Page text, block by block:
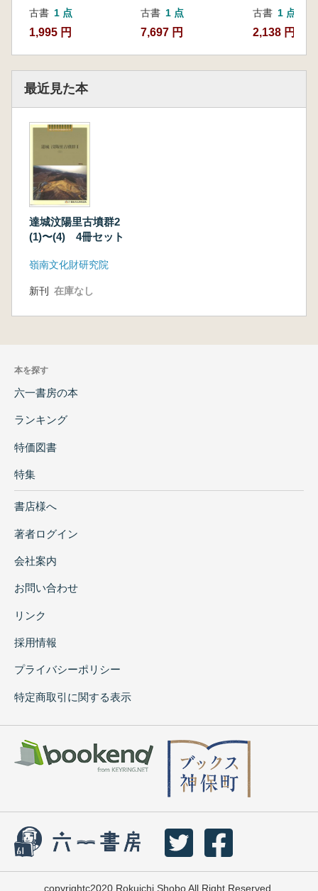
古書 1 点
1,995 円
古書 1 点
7,697 円
古書 1 点
2,138 円
最近見た本
達城汶陽里古墳群2
(1)〜(4) 4冊セット
嶺南文化財研究院
新刊 在庫なし
本を探す
六一書房の本
ランキング
特価図書
特集
書店様へ
著者ログイン
会社案内
お問い合わせ
リンク
採用情報
プライバシーポリシー
特定商取引に関する表示
copyrightc2020 Rokuichi Shobo All Right Reserved.